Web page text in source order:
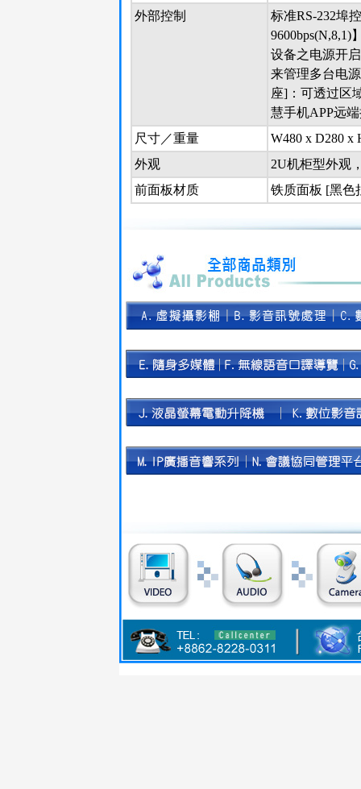
外部控制
标准RS-232埠
设备之电源开
来管理多台电
座]：可透过区
慧手机APP远
尺寸／重量
W480 x D280 x
外观
2U机柜型外观
前面板材质
铁质面板 [黑色